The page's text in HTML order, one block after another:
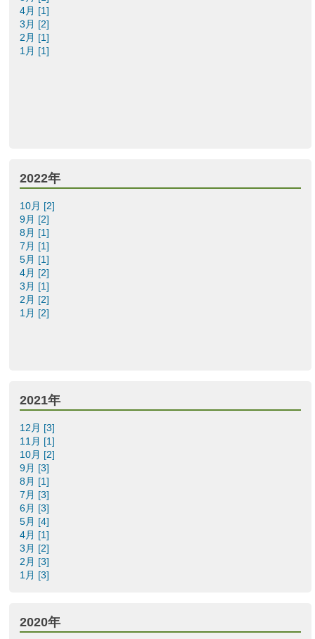
4月 [1]
3月 [2]
2月 [1]
1月 [1]
2022年
10月 [2]
9月 [2]
8月 [1]
7月 [1]
5月 [1]
4月 [2]
3月 [1]
2月 [2]
1月 [2]
2021年
12月 [3]
11月 [1]
10月 [2]
9月 [3]
8月 [1]
7月 [3]
6月 [3]
5月 [4]
4月 [1]
3月 [2]
2月 [3]
1月 [3]
2020年